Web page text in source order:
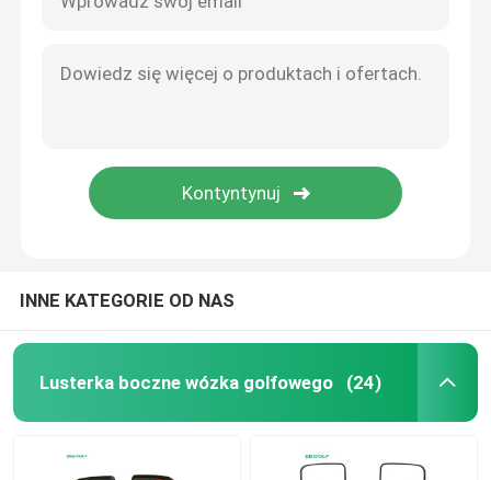
INNE KATEGORIE OD NAS
Lusterka boczne wózka golfowego (24)